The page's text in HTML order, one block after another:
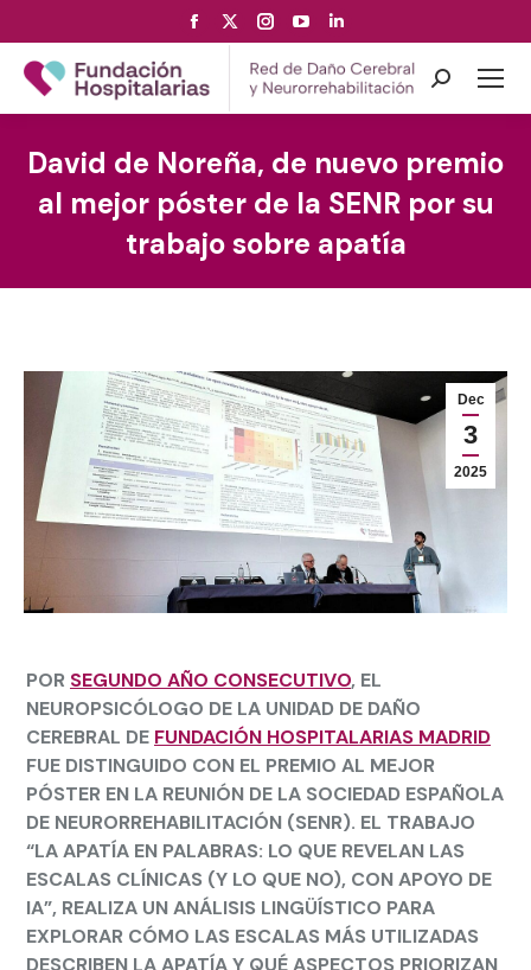
Facebook
page
opens
in
window
page
opens
in
window
Instagram
page
opens
in
window
YouTube
page
opens
in
window
page
opens
in
window
Search:
David de Noreña, de nuevo premio
al mejor póster de la SENR por su
trabajo sobre apatía
Dec
3
2025
POR SEGUNDO AÑO CONSECUTIVO, EL
NEUROPSICÓLOGO DE LA UNIDAD DE DAÑO
CEREBRAL DE FUNDACIÓN HOSPITALARIAS MADRID
FUE DISTINGUIDO CON EL PREMIO AL MEJOR
PÓSTER EN LA REUNIÓN DE LA SOCIEDAD ESPAÑOLA
DE NEURORREHABILITACIÓN (SENR). EL TRABAJO
“LA APATÍA EN PALABRAS: LO QUE REVELAN LAS
ESCALAS CLÍNICAS (Y LO QUE NO), CON APOYO DE
IA”, REALIZA UN ANÁLISIS LINGÜÍSTICO PARA
EXPLORAR CÓMO LAS ESCALAS MÁS UTILIZADAS
DESCRIBEN LA APATÍA Y QUÉ ASPECTOS PRIORIZAN